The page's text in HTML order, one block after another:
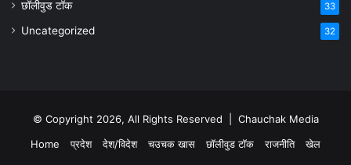
छॉलीवुड टॉक 33
Uncategorized 32
© Copyright 2026, All Rights Reserved | Chauchak Media
Home
प्रदेश देश/विदेश चउचक खास छॉलीवुड टॉक राजनीति
खेल